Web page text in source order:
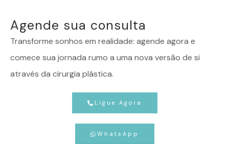
Agende sua consulta
Transforme sonhos em realidade: agende agora e
comece sua jornada rumo a uma nova versão de si
através da cirurgia plástica.
Ligue Agora
WhatsApp